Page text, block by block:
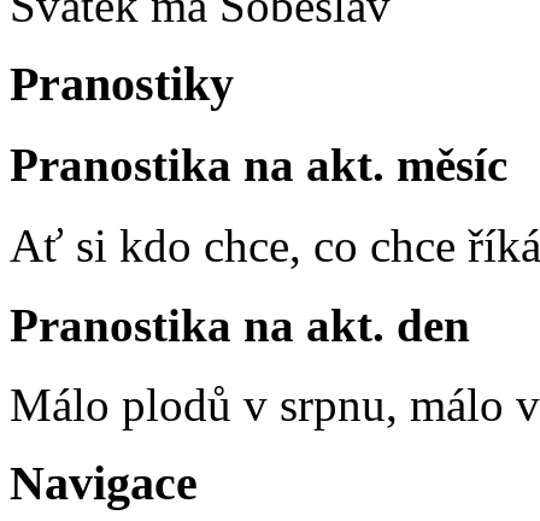
Pranostiky
Pranostika na akt. měsíc
Ať si kdo chce, co chce
Pranostika na akt. den
Málo plodů v srpnu, málo
Navigace